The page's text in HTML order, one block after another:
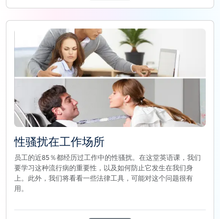
性骚扰在工作场所
员工的近85％都经历过工作中的性骚扰。在这堂英语课，我们
要学习这种流行病的重要性，以及如何防止它发生在我们身
上。此外，我们将看看一些法律工具，可能对这个问题很有
用。